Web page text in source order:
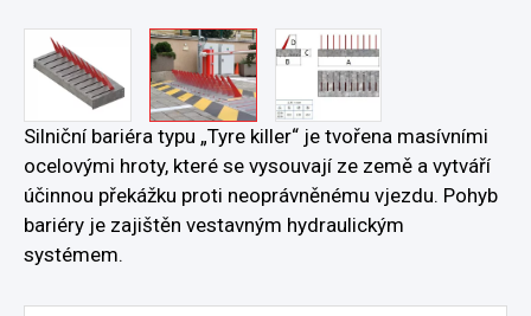
Silniční bariéra typu „Tyre killer“ je tvořena masívními
ocelovými hroty, které se vysouvají ze země a vytváří
účinnou překážku proti neoprávněnému vjezdu. Pohyb
bariéry je zajištěn vestavným hydraulickým
systémem.